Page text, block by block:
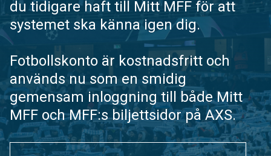
du tidigare haft till Mitt MFF för att
systemet ska känna igen dig.
Fotbollskonto är kostnadsfritt och
används nu som en smidig
gemensam inloggning till både Mitt
MFF och MFF:s biljettsidor på AXS.